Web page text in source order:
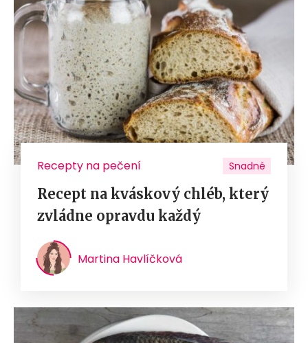
Recepty na pečení Snadné
Recept na kváskový chléb, který
zvládne opravdu každý
Martina Havlíčková